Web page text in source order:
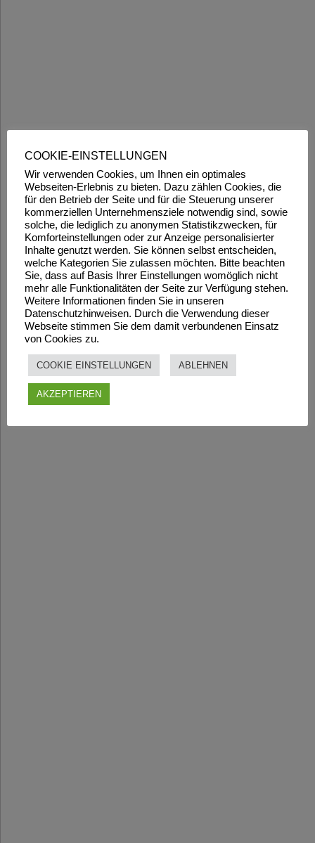
COOKIE-EINSTELLUNGEN
Wir verwenden Cookies, um Ihnen ein optimales
Webseiten-Erlebnis zu bieten. Dazu zählen Cookies, die
für den Betrieb der Seite und für die Steuerung unserer
kommerziellen Unternehmensziele notwendig sind, sowie
solche, die lediglich zu anonymen Statistikzwecken, für
Komforteinstellungen oder zur Anzeige personalisierter
Inhalte genutzt werden. Sie können selbst entscheiden,
welche Kategorien Sie zulassen möchten. Bitte beachten
Sie, dass auf Basis Ihrer Einstellungen womöglich nicht
mehr alle Funktionalitäten der Seite zur Verfügung stehen.
Weitere Informationen finden Sie in unseren
Datenschutzhinweisen. Durch die Verwendung dieser
Webseite stimmen Sie dem damit verbundenen Einsatz
von Cookies zu.
COOKIE EINSTELLUNGEN ABLEHNEN
AKZEPTIEREN